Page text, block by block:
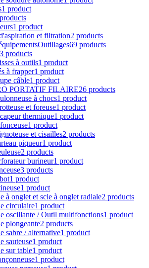
à frapper1 product
câble1 product
PORTATIF FILAIRE
à chocs
et foreuse1 product
thermique1 product
1 product
et cisailles2 products
piqueur1 product
2 products
burineur1 product
3 products
1 product
1 product
à onglet et scie à onglet radiale
circulaire1 product
oscillante / Outil multifonctions
plongeante2 products
sabre / alternative1 product
sauteuse1 product
sur table1 product
1 product
perceuse1 product
PORTATIF SANS FIL
et cisailles2 products
1 product
burineur1 product
1 product
1 product
à onglet et scie à onglet radiale